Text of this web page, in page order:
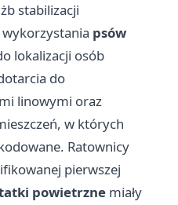
stabilizacji
psów
lokalizacji osób
do
linowymi oraz
w których
Ratownicy
pierwszej
powietrzne miały